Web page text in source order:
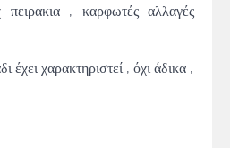
, καρφωτές αλλαγές
χαρακτηριστεί , όχι άδικα ,